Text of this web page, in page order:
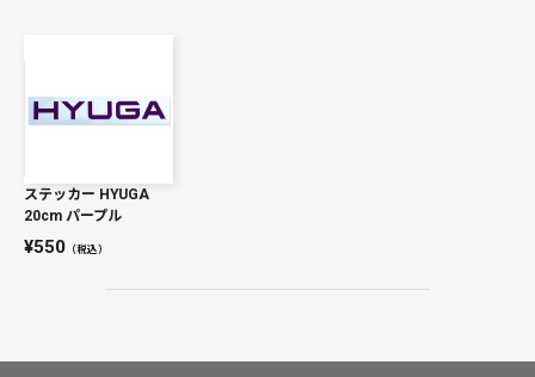
ステッカー HYUGA
20cm パープル
550 （税込）